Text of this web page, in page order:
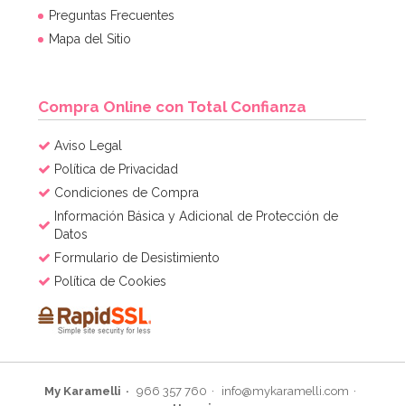
Preguntas Frecuentes
Mapa del Sitio
Compra Online con Total Confianza
Aviso Legal
Política de Privacidad
Condiciones de Compra
Información Básica y Adicional de Protección de
Datos
Formulario de Desistimiento
Política de Cookies
My Karamelli 966 357 760
info@mykaramelli.com